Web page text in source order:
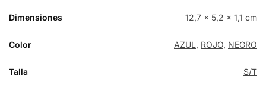
Dimensiones 12,7 × 5,2 × 1,1 cm
Color AZUL, ROJO, NEGRO
Talla S/T